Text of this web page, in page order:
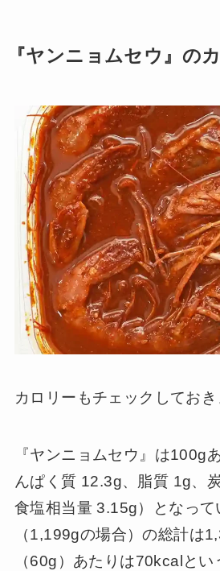
『ヤンニョムセウ』の
カロリーもチェックしておき
『ヤンニョムセウ』は100g
んぱく質 12.3g、脂質 1g、
食塩相当量 3.15g）となって
（1,199gの場合）の総計は
（60g）あたりは70kcalと